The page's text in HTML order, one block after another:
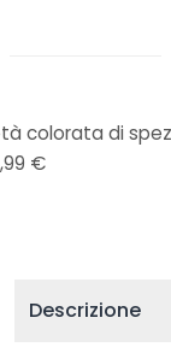
€
Descrizione